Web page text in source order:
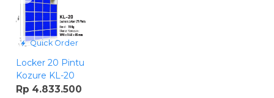
Quick Order
Locker 20 Pintu
Kozure KL-20
Rp 4.833.500